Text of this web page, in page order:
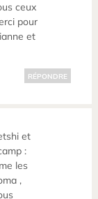
ceux
pour
et
RÉPONDRE
et
:
les
,